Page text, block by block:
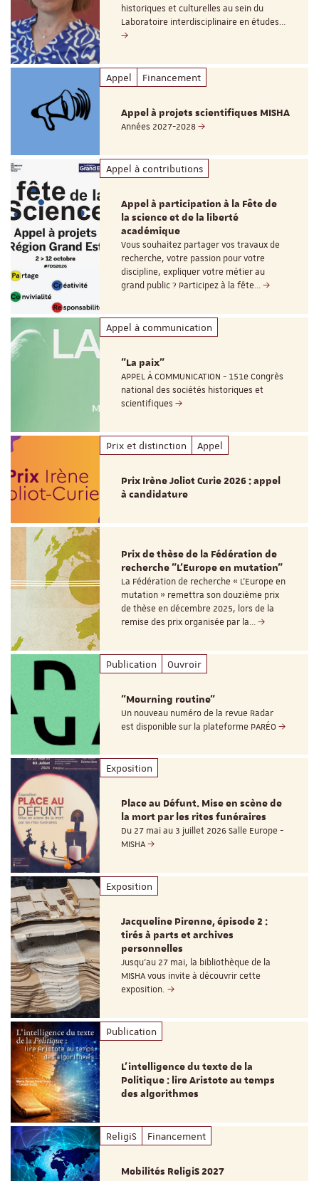
historiques et culturelles au sein du
Laboratoire interdisciplinaire en études…
Appel Financement
Appel à projets scientifiques MISHA
Années 2027-2028
Appel à contributions
Appel à participation à la Fête de
la science et de la liberté
académique
Vous souhaitez partager vos travaux de
recherche, votre passion pour votre
discipline, expliquer votre métier au
grand public ? Participez à la fête…
Appel à communication
"La paix"
APPEL À COMMUNICATION - 151e Congrès
national des sociétés historiques et
scientifiques
Prix et distinction Appel
Prix Irène Joliot Curie 2026 : appel
à candidature
Prix de thèse de la Fédération de
recherche "L’Europe en mutation"
La Fédération de recherche « L’Europe en
mutation » remettra son douzième prix
de thèse en décembre 2025, lors de la
remise des prix organisée par la…
Publication Ouvroir
"Mourning routine"
Un nouveau numéro de la revue Radar
est disponible sur la plateforme PARÉO
Exposition
Place au Défunt. Mise en scène de
la mort par les rites funéraires
Du 27 mai au 3 juillet 2026 Salle Europe -
MISHA
Exposition
Jacqueline Pirenne, épisode 2 :
tirés à parts et archives
personnelles
Jusqu’au 27 mai, la bibliothèque de la
MISHA vous invite à découvrir cette
exposition.
Publication
L’intelligence du texte de la
Politique : lire Aristote au temps
des algorithmes
ReligiS Financement
Mobilités ReligiS 2027